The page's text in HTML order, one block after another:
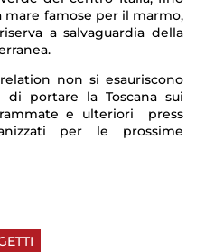
mare famose per il marmo,
a salvaguardia della
non si esauriscono
di portare la Toscana sui
e ulteriori press
per le prossime